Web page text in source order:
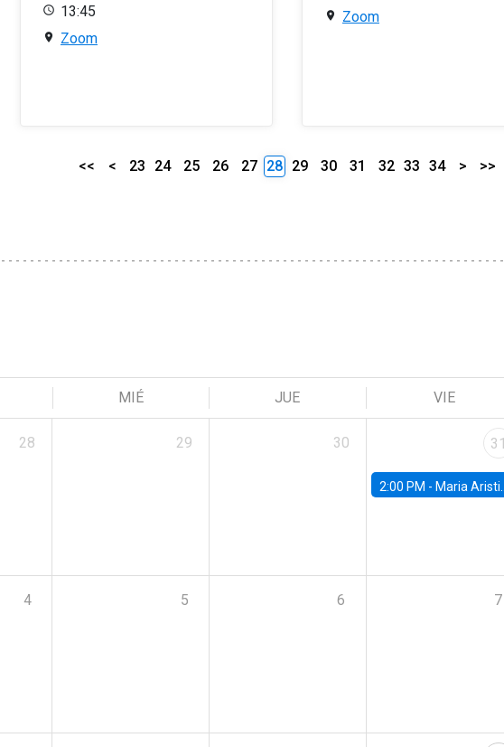
13:45
Zoom
Zoom
<< < 23 24 25 26 27 28 29 30 31 32 33 34 > >>
MIÉ JUE VIE
28 29 30 31
2:00 PM - Maria Aristizabal-Ramirez, FED Board
4 5 6 7